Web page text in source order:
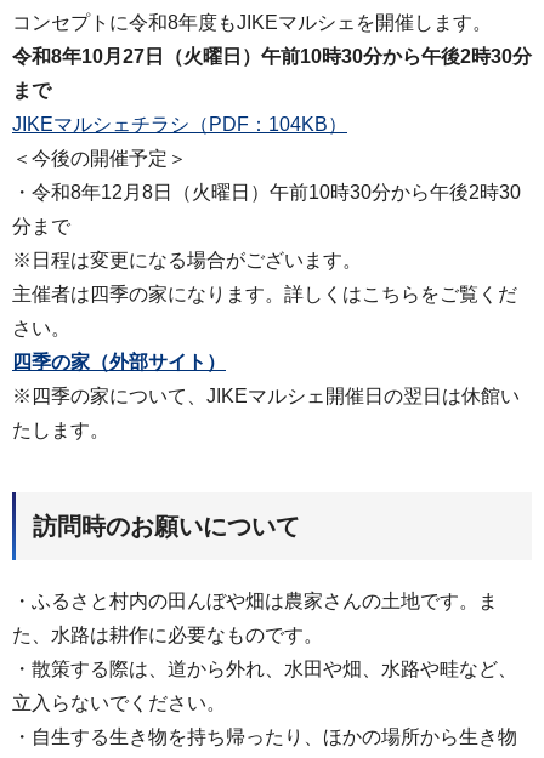
コンセプトに令和8年度もJIKEマルシェを開催します。
令和8年10月27日（火曜日）午前10時30分から午後2時30分
まで
JIKEマルシェチラシ（PDF：104KB）
＜今後の開催予定＞
・令和8年12月8日（火曜日）午前10時30分から午後2時30
分まで
※日程は変更になる場合がございます。
主催者は四季の家になります。詳しくはこちらをご覧くだ
さい。
四季の家（外部サイト）
※四季の家について、JIKEマルシェ開催日の翌日は休館い
たします。
訪問時のお願いについて
・ふるさと村内の田んぼや畑は農家さんの土地です。ま
た、水路は耕作に必要なものです。
・散策する際は、道から外れ、水田や畑、水路や畦など、
立入らないでください。
・自生する生き物を持ち帰ったり、ほかの場所から生き物